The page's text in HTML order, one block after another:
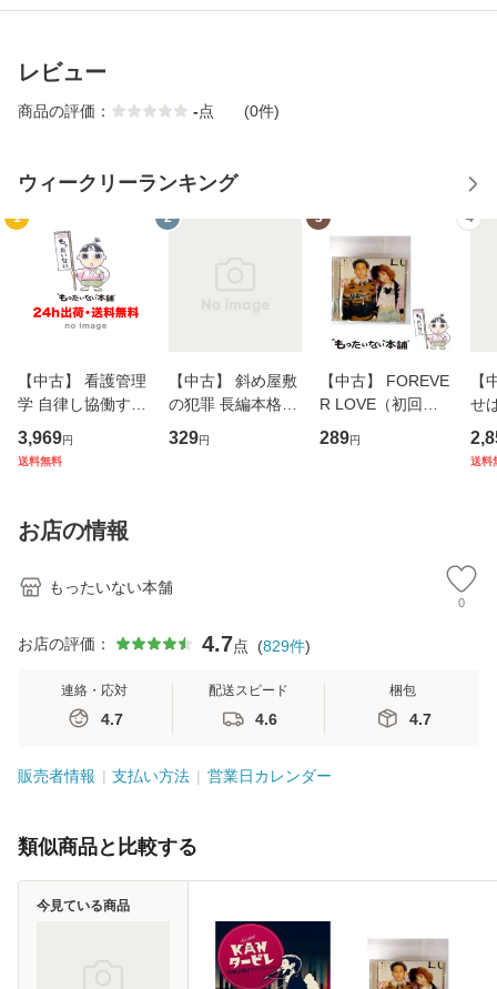
レビュー
商品の評価： -点 (0件)
ウィークリーランキング
1
【中古】 看護管理
学 自律し協働する
専門職の看護マネ
ジメントスキル 改
恵 藤本幸三 / 南江
堂 [単行
3,969円
送料無料
2
【中古】 斜め屋敷
の犯罪 長編本格推
理小説 (光文社文
庫) / 島田荘司 / 光
329円
3
【中古】 FOREVE
R LOVE（初回生
産限定盤） / 清水
翔太×加藤ミリヤ /
289円
4
【
せ
タ
送料
お店の情報
もったいない本舗
0
お店の評価： 4.7点 (829件)
連絡・応対
4.7
配送スピード
4.6
梱包
4.7
販売者情報 支払い方法 営業日カレンダー
類似商品と比較する
今見ている商品